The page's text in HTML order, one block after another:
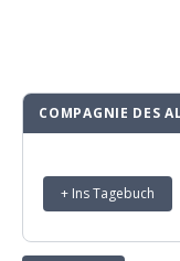
COMPAGNIE DES
+ Ins Tagebuch